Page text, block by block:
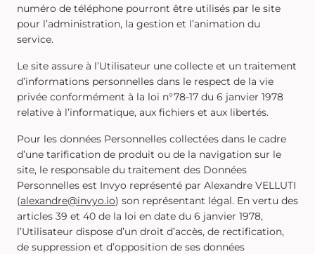
numéro de téléphone pourront être utilisés par le site
pour l’administration, la gestion et l’animation du
service.
Le site assure à l’Utilisateur une collecte et un traitement
d’informations personnelles dans le respect de la vie
privée conformément à la loi n°78-17 du 6 janvier 1978
relative à l’informatique, aux fichiers et aux libertés.
Pour les données Personnelles collectées dans le cadre
d’une tarification de produit ou de la navigation sur le
site, le responsable du traitement des Données
Personnelles est Invyo représenté par Alexandre VELLUTI
(alexandre@invyo.io) son représentant légal. En vertu des
articles 39 et 40 de la loi en date du 6 janvier 1978,
l’Utilisateur dispose d’un droit d’accès, de rectification,
de suppression et d’opposition de ses données